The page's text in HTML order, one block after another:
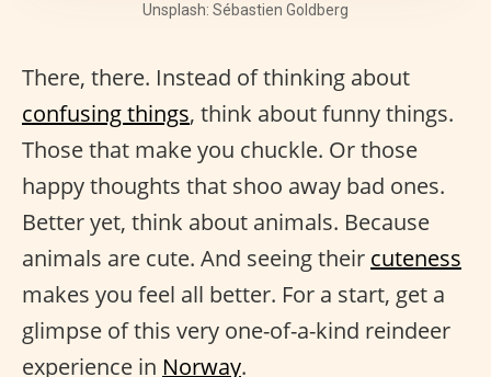
Unsplash: Sébastien Goldberg
There, there. Instead of thinking about
confusing things, think about funny things.
Those that make you chuckle. Or those
happy thoughts that shoo away bad ones.
Better yet, think about animals. Because
animals are cute. And seeing their cuteness
makes you feel all better. For a start, get a
glimpse of this very one-of-a-kind reindeer
experience in Norway.